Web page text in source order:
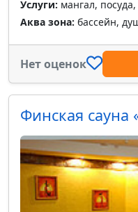
Услуги: мангал,
Аква зона: бассейн,
Нет оценок
Финская сауна